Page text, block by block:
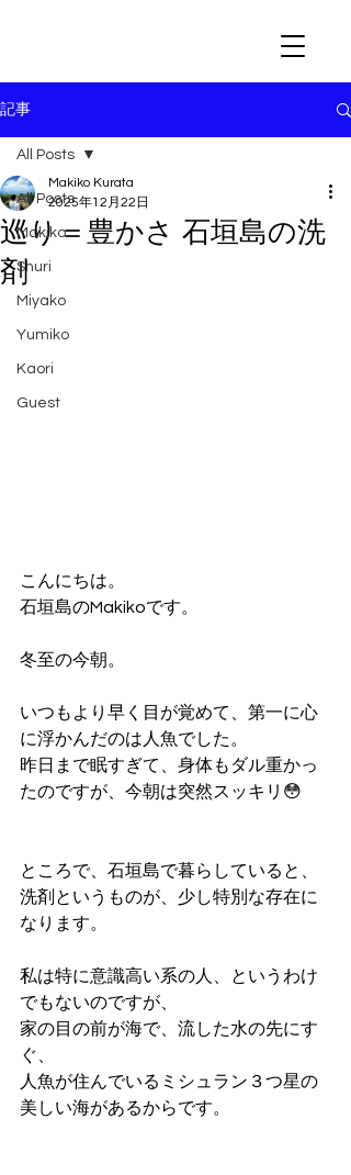
記事
All Posts
Makiko
Shuri
Miyako
Yumiko
Kaori
Guest
All Posts
巡り＝豊かさ 石垣島の洗
剤
Makiko Kurata
2025年12月22日
こんにちは。
石垣島のMakikoです。
冬至の今朝。
いつもより早く目が覚めて、第一に心
に浮かんだのは人魚でした。
昨日まで眠すぎて、身体もダル重かっ
たのですが、今朝は突然スッキリ😳
ところで、石垣島で暮らしていると、
洗剤というものが、少し特別な存在に
なります。
私は特に意識高い系の人、というわけ
でもないのですが、
家の目の前が海で、流した水の先にす
ぐ、
人魚が住んでいるミシュラン３つ星の
美しい海があるからです。